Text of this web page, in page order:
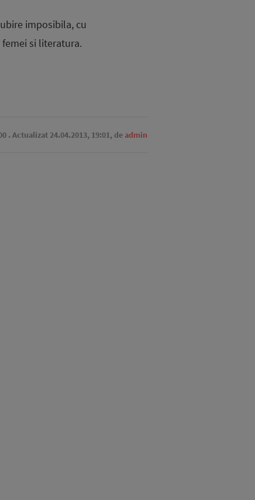
imposibila, cu
si literatura.
. Actualizat 24.04.2013, 19:01, de admin